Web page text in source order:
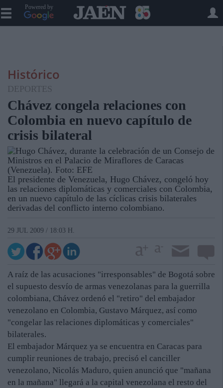
Powered by
Histórico
DEPORTES
Chávez congela relaciones con
Colombia en nuevo capítulo de
crisis bilateral
El presidente de Venezuela, Hugo Chávez, congeló hoy
las relaciones diplomáticas y comerciales con Colombia,
en un nuevo capítulo de las cíclicas crisis bilaterales
derivadas del conflicto interno colombiano.
29 JUL 2009 / 18:03 H.
A raíz de las acusaciones "irresponsables" de Bogotá sobre
el supuesto desvío de armas venezolanas para la guerrilla
colombiana, Chávez ordenó el "retiro" del embajador
venezolano en Colombia, Gustavo Márquez, así como
"congelar las relaciones diplomáticas y comerciales"
bilaterales.
El embajador Márquez ya se encuentra en Caracas para
cumplir reuniones de trabajo, precisó el canciller
venezolano, Nicolás Maduro, quien anunció que "mañana
en la mañana" llegará a la capital venezolana el resto del